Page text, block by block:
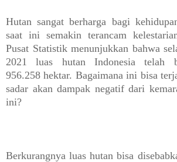
Hutan sangat berharga bagi
saat ini semakin terancam
Pusat Statistik menunjukkan bahwa
2021 luas hutan Indonesia telah
956.258 hektar. Bagaimana ini bisa
sadar akan dampak negatif dari
ini?
Berkurangnya luas hutan bisa